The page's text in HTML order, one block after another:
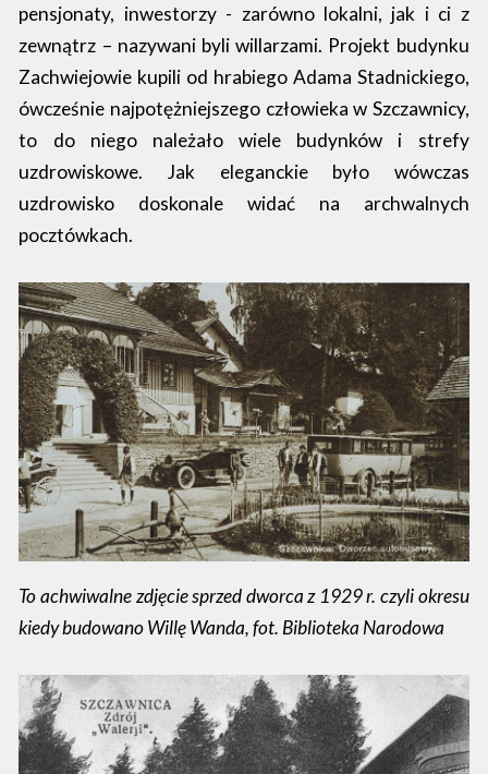
pensjonaty, inwestorzy - zarówno lokalni, jak i ci z
zewnątrz – nazywani byli willarzami. Projekt budynku
Zachwiejowie kupili od hrabiego Adama Stadnickiego,
ówcześnie najpotężniejszego człowieka w Szczawnicy,
to do niego należało wiele budynków i strefy
uzdrowiskowe. Jak eleganckie było wówczas
uzdrowisko doskonale widać na archwalnych
pocztówkach.
To achwiwalne zdjęcie sprzed dworca z 1929 r. czyli okresu
kiedy budowano Willę Wanda, fot. Biblioteka Narodowa